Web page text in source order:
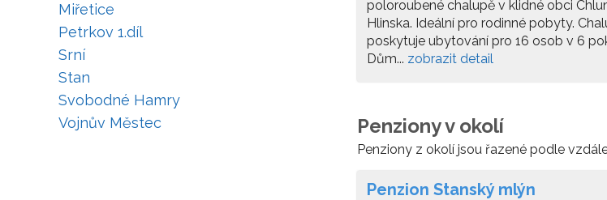
poloroubené chalupě v klidné obci
Hlinska. Ideální pro rodinné pobyty.
poskytuje ubytování pro 16 osob v 6
Dům... zobrazit detail
Penziony v okolí
Penziony z okolí jsou řazené podle
Penzion Stanský mlýn
Miřetice
Petrkov 1.díl
Srní
Stan
Svobodné Hamry
Vojnův Městec